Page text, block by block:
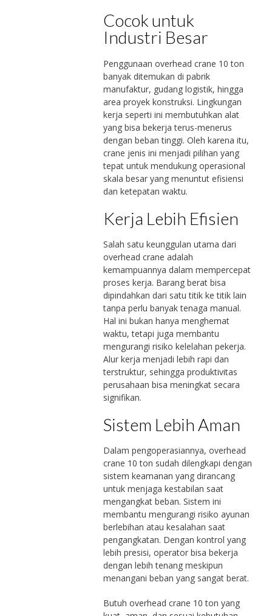
Cocok untuk
Industri Besar
Penggunaan overhead crane 10 ton
banyak ditemukan di pabrik
manufaktur, gudang logistik, hingga
area proyek konstruksi. Lingkungan
kerja seperti ini membutuhkan alat
yang bisa bekerja terus-menerus
dengan beban tinggi. Oleh karena itu,
crane jenis ini menjadi pilihan yang
tepat untuk mendukung operasional
skala besar yang menuntut efisiensi
dan ketepatan waktu.
Kerja Lebih Efisien
Salah satu keunggulan utama dari
overhead crane adalah
kemampuannya dalam mempercepat
proses kerja. Barang berat bisa
dipindahkan dari satu titik ke titik lain
tanpa perlu banyak tenaga manual.
Hal ini bukan hanya menghemat
waktu, tetapi juga membantu
mengurangi risiko kelelahan pekerja.
Alur kerja menjadi lebih rapi dan
terstruktur, sehingga produktivitas
perusahaan bisa meningkat secara
signifikan.
Sistem Lebih Aman
Dalam pengoperasiannya, overhead
crane 10 ton sudah dilengkapi dengan
sistem keamanan yang dirancang
untuk menjaga kestabilan saat
mengangkat beban. Sistem ini
membantu mengurangi risiko ayunan
berlebihan atau kesalahan saat
pengangkatan. Dengan kontrol yang
lebih presisi, operator bisa bekerja
dengan lebih tenang meskipun
menangani beban yang sangat berat.
Butuh overhead crane 10 ton yang